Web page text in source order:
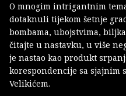
O mnogim intrigantnim
dotaknuli tijekom šetnje
bombama, ubojstvima,
čitajte u nastavku, u više
je nastao kao produkt
korespondencije sa sjajnim
Velikićem.